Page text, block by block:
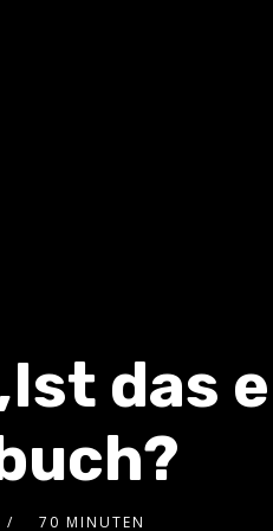
das
70 MINUTEN